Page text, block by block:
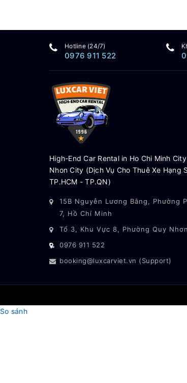
Hotline (24/7)
0976 911 522
High-End Car Rental in Ho Chi Minh
Nhon City (Dịch Vụ Cho Thuê Xe Hạng
TP.HCM - TP.QN)
15B Nguyễn Lương Bằng, Phường
7, Hồ Chí Minh
Tổ 3, Khu Vực 8, Phường Quy
0976 911 522
booking@luxcarviet.vn (Support)
So sánh